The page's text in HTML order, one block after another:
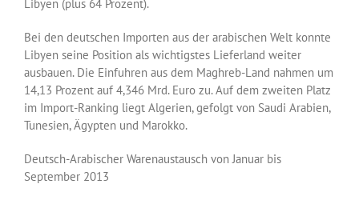
Libyen (plus 64 Prozent).
Bei den deutschen Importen aus der arabischen Welt konnte
Libyen seine Position als wichtigstes Lieferland weiter
ausbauen. Die Einfuhren aus dem Maghreb-Land nahmen um
14,13 Prozent auf 4,346 Mrd. Euro zu. Auf dem zweiten Platz
im Import-Ranking liegt Algerien, gefolgt von Saudi Arabien,
Tunesien, Ägypten und Marokko.
Deutsch-Arabischer Warenaustausch von Januar bis
September 2013